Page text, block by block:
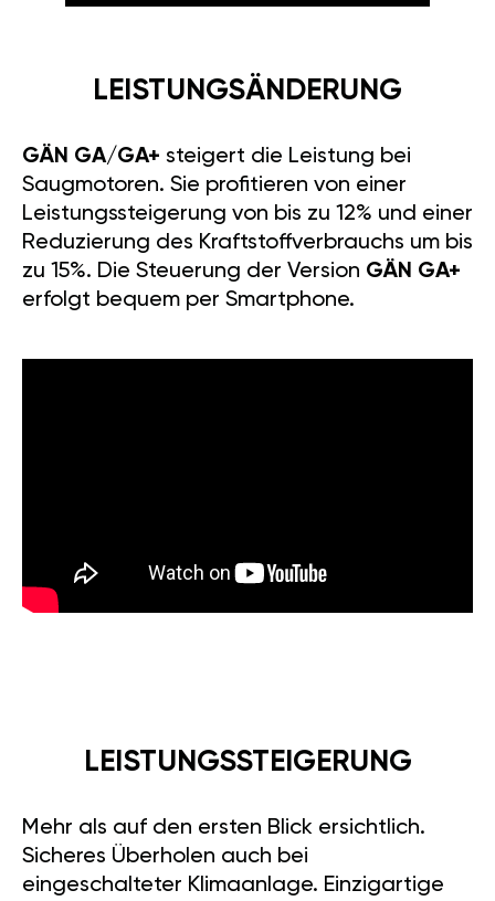
LEISTUNGSÄNDERUNG
GÄN GA/GA+ steigert die Leistung bei
Saugmotoren. Sie profitieren von einer
Leistungssteigerung von bis zu 12% und einer
Reduzierung des Kraftstoffverbrauchs um bis
zu 15%. Die Steuerung der Version GÄN GA+
erfolgt bequem per Smartphone.
LEISTUNGSSTEIGERUNG
Mehr als auf den ersten Blick ersichtlich.
Sicheres Überholen auch bei
eingeschalteter Klimaanlage. Einzigartige